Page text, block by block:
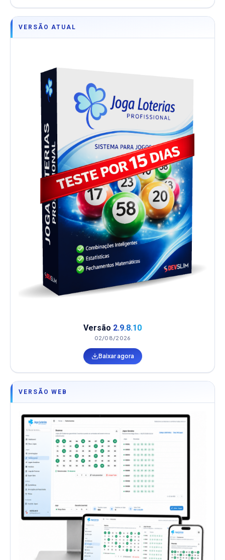
VERSÃO ATUAL
Versão 2.9.8.10
02/08/2026
Baixar agora
VERSÃO WEB